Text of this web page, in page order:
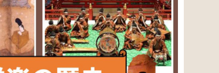
のオーケストラ「雅楽の歴史」
SOLD OUT